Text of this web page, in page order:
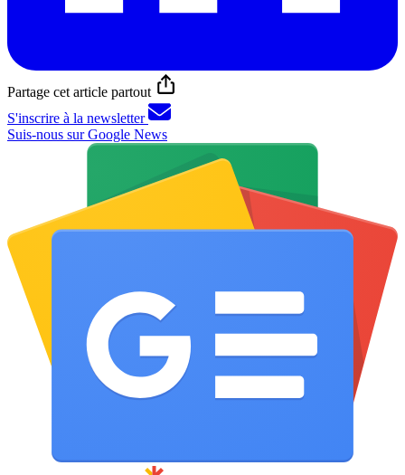
Partage cet article partout
S'inscrire à la newsletter
Suis-nous sur Google News